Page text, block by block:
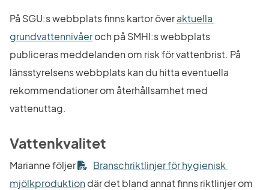
På SGU:s webbplats finns kartor över aktuella
grundvattennivåerLänk till annan webbplats.
och på SMHI:s webbplats
publiceras meddelanden om risk för vattenbrist. På
länsstyrelsens webbplats kan du hitta eventuella
rekommendationer om återhållsamhet med
vattenuttag.
Vattenkvalitet
Marianne följer
Branschriktlinjer för hygienisk
mjölkproduktionLänk till annan webbplats.
där det bland annat finns riktlinjer om